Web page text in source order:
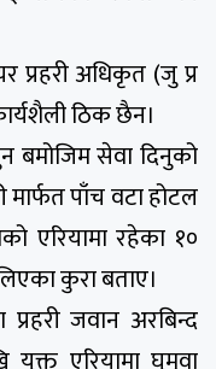
प्रहरी अधिकृत (जु प्र
ठिक छैन।
बमोजिम सेवा दिनुको
मार्फत पाँच वटा होटल
एरियामा रहेका १०
कुरा बताए।
जवान अरबिन्द